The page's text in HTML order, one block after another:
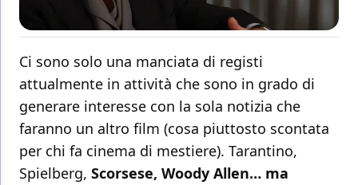
Ci sono solo una manciata di registi
attualmente in attività che sono in grado di
generare interesse con la sola notizia che
faranno un altro film (cosa piuttosto scontata
per chi fa cinema di mestiere). Tarantino,
Spielberg, Scorsese, Woody Allen… ma